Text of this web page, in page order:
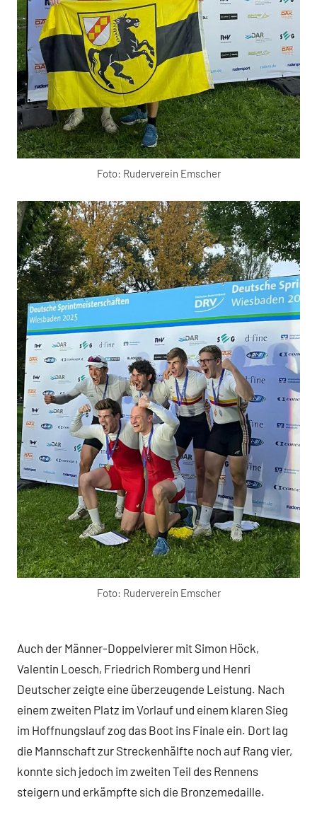
Foto: Ruderverein Emscher
Foto: Ruderverein Emscher
Auch der Männer-Doppelvierer mit Simon Höck,
Valentin Loesch, Friedrich Romberg und Henri
Deutscher zeigte eine überzeugende Leistung. Nach
einem zweiten Platz im Vorlauf und einem klaren Sieg
im Hoffnungslauf zog das Boot ins Finale ein. Dort lag
die Mannschaft zur Streckenhälfte noch auf Rang vier,
konnte sich jedoch im zweiten Teil des Rennens
steigern und erkämpfte sich die Bronzemedaille.